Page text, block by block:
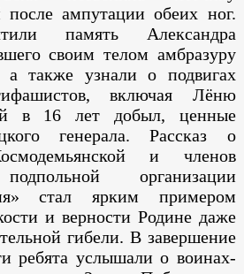
после ампутации обеих ног.
память Александра
своим телом амбразуру
а также узнали о подвигах
включая Лёню
в 16 лет добыл, ценные
генерала. Рассказ о
и членов
организации
стал ярким примером
и верности Родине даже
гибели. В завершение
ребята услышали о воинах-